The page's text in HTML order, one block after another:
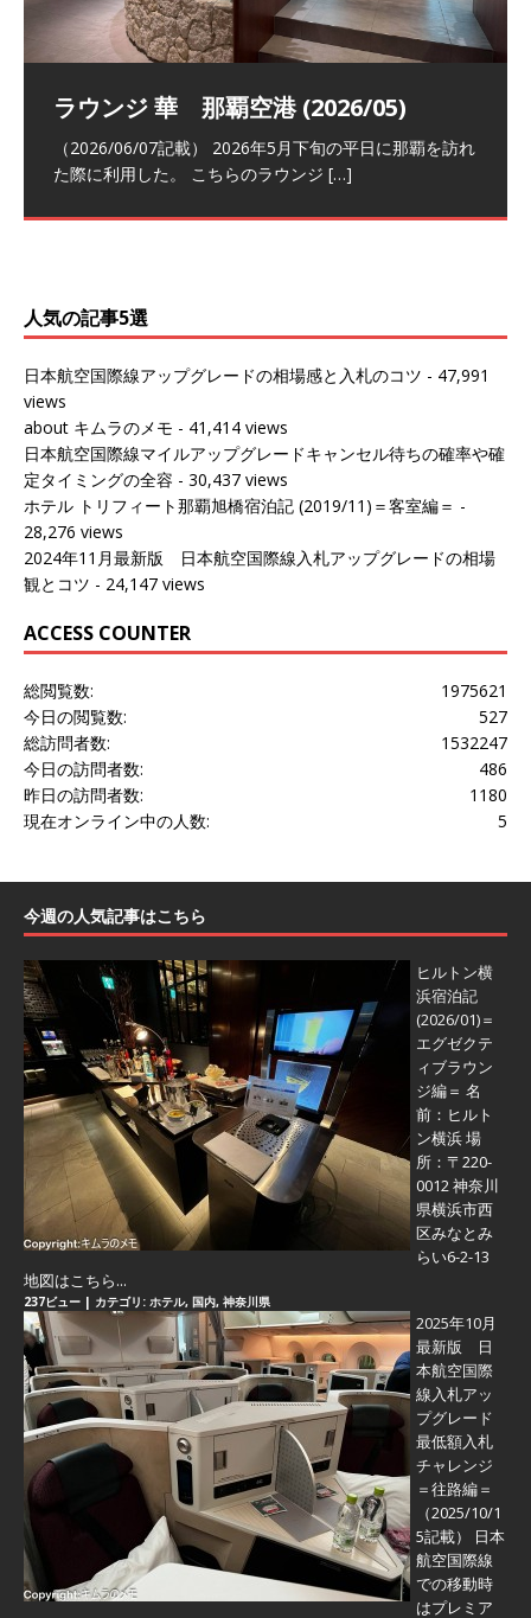
祝！日本航空・マリオットの戦略パー
トナーシップによるFOP無料付与とス
テイタスマッチ
ラウンジ 華 那覇空港 (2026/05)
（2026/06/07記載） 2026年5月下旬の平日に那覇を訪れ
た際に利用した。 こちらのラウンジ […]
The Coral Executive Lounge スワ
ンナプーム国際空港国内線ラウンジ
(2026/01)
日本航空 羽田空港国際線ファースト
クラスラウンジ (2026/01)
（2026/03/18記載） 2026年1月、毎年恒例の新年の羽田
バンコクエアウェイズ スワンナプー
ム国際空港国内線ラウンジ (2026/01)
（2026/03/13記載） 2026年1月上旬にバンコク経由でチ
人気の記事5選
日本航空国際線アップグレードの相場感と入札のコツ - 47,991
views
about キムラのメモ - 41,414 views
日本航空国際線マイルアップグレードキャンセル待ちの確率や確
定タイミングの全容 - 30,437 views
ホテル トリフィート那覇旭橋宿泊記 (2019/11)＝客室編＝ -
28,276 views
2024年11月最新版 日本航空国際線入札アップグレードの相場
観とコツ - 24,147 views
ACCESS COUNTER
1975621
総閲覧数:
527
今日の閲覧数:
1532247
総訪問者数:
486
今日の訪問者数:
1180
昨日の訪問者数:
5
現在オンライン中の人数:
今週の人気記事はこちら
ヒルトン横
浜宿泊記
(2026/01)＝
エグゼクテ
ィブラウン
ジ編＝ 名
前：ヒルト
ン横浜 場
所：〒220-
0012 神奈川
県横浜市西
区みなとみ
らい6-2-13
地図はこちら...
237ビュー | カテゴリ: ホテル, 国内, 神奈川県
2025年10月
最新版 日
本航空国際
線入札アッ
プグレード
最低額入札
チャレンジ
＝往路編＝
（2025/10/1
5記載） 日本
航空国際線
での移動時
はプレミア